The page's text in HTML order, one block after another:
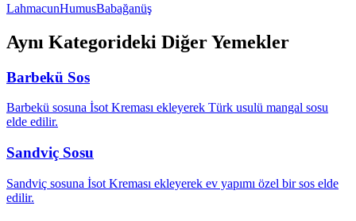
LahmacunHumusBabağanüş
Aynı Kategorideki Diğer Yemekler
Barbekü Sos
Barbekü sosuna İsot Kreması ekleyerek Türk usulü mangal sosu
elde edilir.
Sandviç Sosu
Sandviç sosuna İsot Kreması ekleyerek ev yapımı özel bir sos elde
edilir.